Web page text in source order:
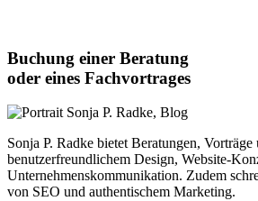
Buchung einer Beratung
oder eines Fachvortrages
Sonja P. Radke bietet Beratungen,
benutzerfreundlichem Design, Website-
Unternehmenskommunikation. Zudem
von SEO und authentischem Marketing.